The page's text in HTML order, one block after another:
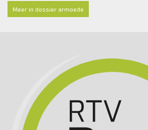
Meer in dossier armoede